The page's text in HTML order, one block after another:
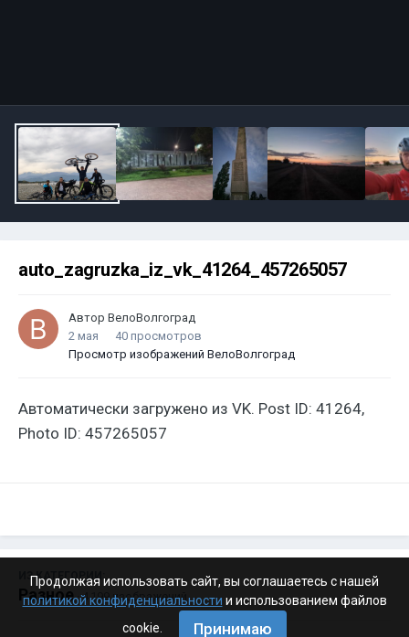
auto_zagruzka_iz_vk_41264_457265057
Автор ВелоВолгоград
2 мая
40 просмотров
Просмотр изображений ВелоВолгоград
Автоматически загружено из VK. Post ID: 41264,
Photo ID: 457265057
ИЗ КАТЕГОРИИ:
Разное · 4 199 изображений
Продолжая использовать сайт, вы соглашаетесь с нашей
политикой конфиденциальности и использованием файлов
cookie.
Принимаю